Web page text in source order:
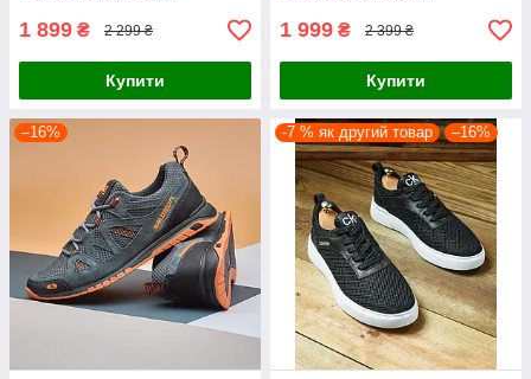
1 899 ₴ 2 299 ₴
Купити
1 999 ₴ 2 399 ₴
Купити
–16% -7 % як другий товар –16%